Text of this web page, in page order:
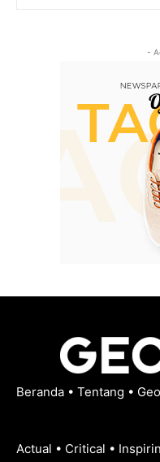
-
Beranda • Tentang •
Actual • Critical •